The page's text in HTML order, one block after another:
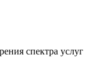
спектра услуг